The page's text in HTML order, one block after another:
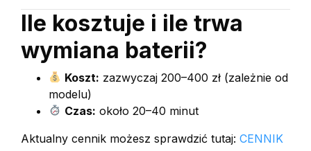
Ile kosztuje i ile trwa
wymiana baterii?
Koszt: zazwyczaj 200–400 zł (zależnie od
modelu)
Czas: około 20–40 minut
Aktualny cennik możesz sprawdzić tutaj: CENNIK